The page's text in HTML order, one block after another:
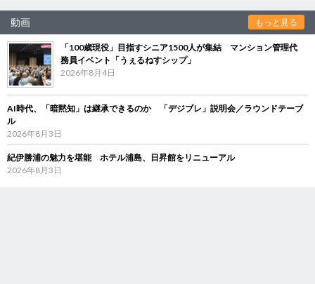
動画 もっと見る
「100歳現役」目指すシニア1500人が集結 マンション管理代
務員イベント「うぇるねすシップ」
2026年8月4日
AI時代、「暗黙知」は継承できるのか 「デジブレ」説明会／ラウンドテーブ
ル
2026年8月3日
紀伊勝浦の魅力を堪能 ホテル浦島、日昇館をリニューアル
2026年8月3日